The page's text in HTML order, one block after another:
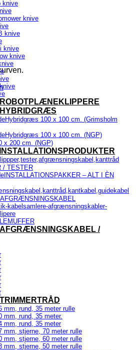
knive
knive
knive
knive
knive
ROBOTPLÆNEKLIPPERE
HYBRIDGRÆS
Hybridgræs 100 x 100 cm. (Grimsholm
Hybridgræs 100 x 100 cm. (NGP)
x 200 cm. (NGP)
INSTALLATIONSPRODUKTER
/ TESTER
INSTALLATIONSPAKKER – ALT I ÈN
AFGRÆNSNINGSKABEL /
TRIMMERTRÅD
mm, rund, 35 meter rulle
mm, rund, 35 meter.
mm, rund, 35 meter
mm, stjerne, 70 meter rulle
mm, stjerne, 60 meter rulle
mm, stjerne, 50 meter rulle